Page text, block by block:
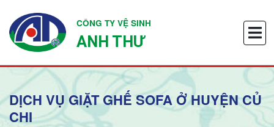
CÔNG TY VỆ SINH
ANH THƯ
DỊCH VỤ GIẶT GHẾ SOFA Ở HUYỆN CỦ
CHI